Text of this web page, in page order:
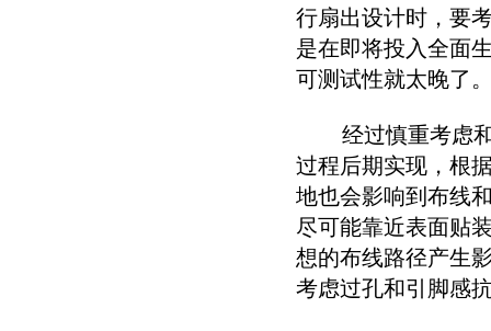
行扇出设计时，要
是在即将投入全面
可测试性就太晚了
经过慎重考虑和
过程后期实现，根
地也会影响到布线
尽可能靠近表面贴
想的布线路径产生
考虑过孔和引脚感